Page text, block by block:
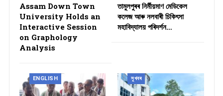
Assam Down Town
University Holds an
Interactive Session
on Graphology
Analysis
তামুলপুৰৰ নিৰ্মীয়মাণ মেডিকেল
কলেজ আৰু নলবাৰী চিকিৎসা
মহাবিদ্যালয় পৰিদৰ্শন…
ENGLISH সুখবৰ